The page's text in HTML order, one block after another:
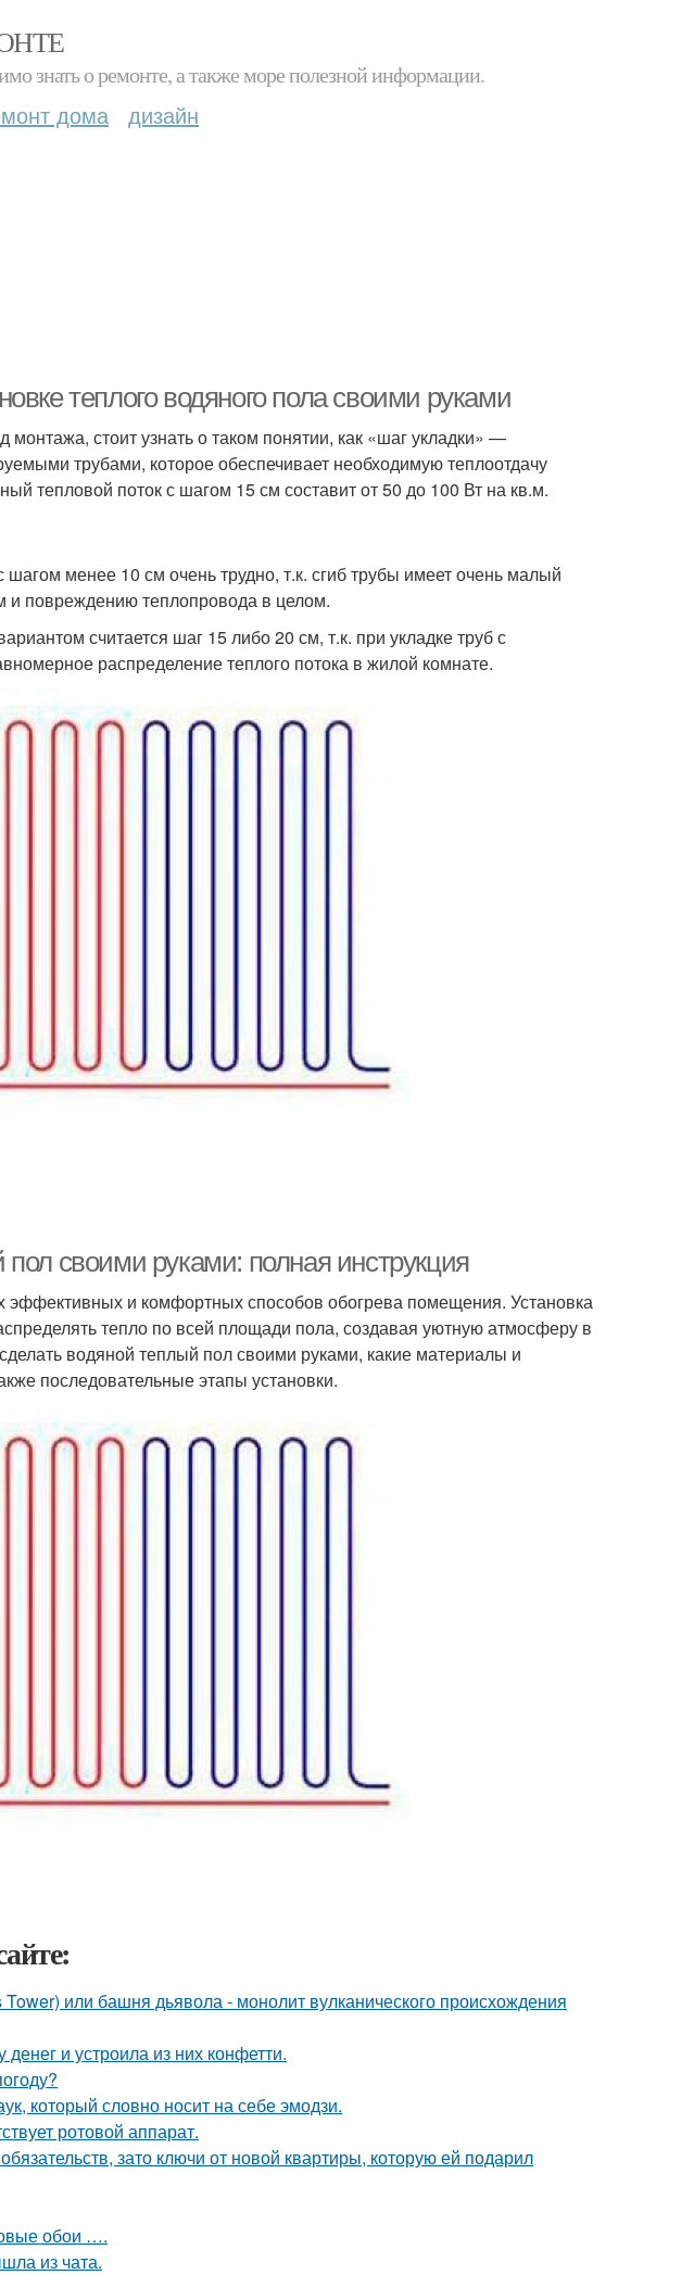
знать о ремонте, а также море полезной информации.
дома дизайн
теплого водяного пола своими руками
стоит узнать о таком понятии, как «шаг укладки» —
трубами, которое обеспечивает необходимую теплоотдачу
тепловой поток с шагом 15 см составит от 50 до 100 Вт на кв.м.
шагом менее 10 см очень трудно, т.к. сгиб трубы имеет очень малый
и повреждению теплопровода в целом.
считается шаг 15 либо 20 см, т.к. при укладке труб с
распределение теплого потока в жилой комнате.
своими руками: полная инструкция
эффективных и комфортных способов обогрева помещения. Установка
тепло по всей площади пола, создавая уютную атмосферу в
водяной теплый пол своими руками, какие материалы и
последовательные этапы установки.
или башня дьявола - монолит вулканического происхождения
и устроила из них конфетти.
который словно носит на себе эмодзи.
ротовой аппарат.
зато ключи от новой квартиры, которую ей подарил
обои ….
из чата.